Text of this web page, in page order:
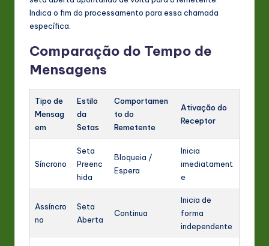
Indica o fim do processamento para essa chamada
específica.
Comparação do Tempo de
Mensagens
Tipo de
Mensag
em
Estilo
da
Setas
Comportamen
to do
Remetente
Ativação do
Receptor
Síncrono
Seta
Preenc
hida
Bloqueia /
Espera
Inicia
imediatament
e
Assíncro
no
Seta
Aberta
Continua
Inicia de
forma
independente